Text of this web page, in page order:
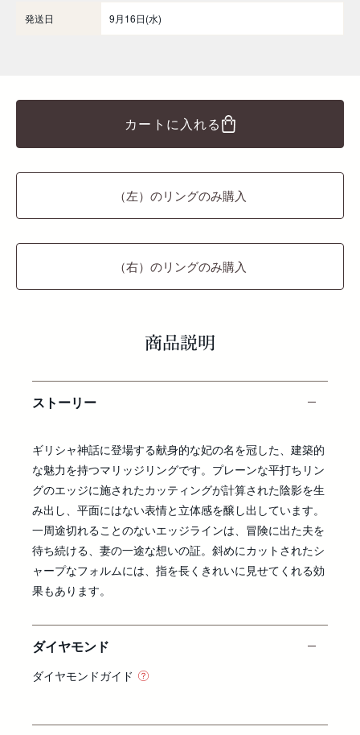
発送日 9月16日(水)
カートに入れる
（左）のリングのみ購入
（右）のリングのみ購入
商品説明
ストーリー
ギリシャ神話に登場する献身的な妃の名を冠した、建築的
な魅力を持つマリッジリングです。プレーンな平打ちリン
グのエッジに施されたカッティングが計算された陰影を生
み出し、平面にはない表情と立体感を醸し出しています。
一周途切れることのないエッジラインは、冒険に出た夫を
待ち続ける、妻の一途な想いの証。斜めにカットされたシ
ャープなフォルムには、指を長くきれいに見せてくれる効
果もあります。
ダイヤモンド
ダイヤモンドガイド